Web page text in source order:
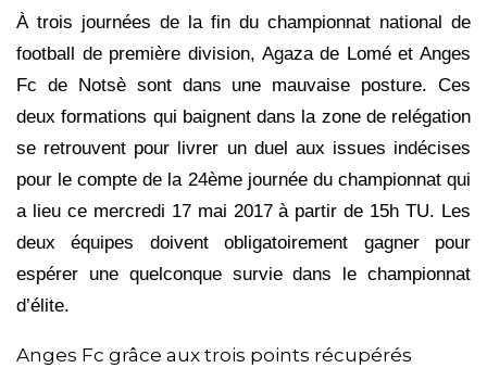
À trois journées de la fin du championnat national de
football de première division, Agazade Lomé et Anges
Fc de Notsèsont dans une mauvaise posture. Ces
deux formations qui baignent dans la zone de relégation
se retrouvent pour livrer un duel aux issues indécises
pour le compte de la 24èmejournée du championnat qui
a lieu ce mercredi 17 mai 2017 à partir de 15hTU. Les
deux équipes doivent obligatoirement gagner pour
espérer une quelconque survie dans le championnat
d’élite.
Anges Fc grâce aux trois points récupérés